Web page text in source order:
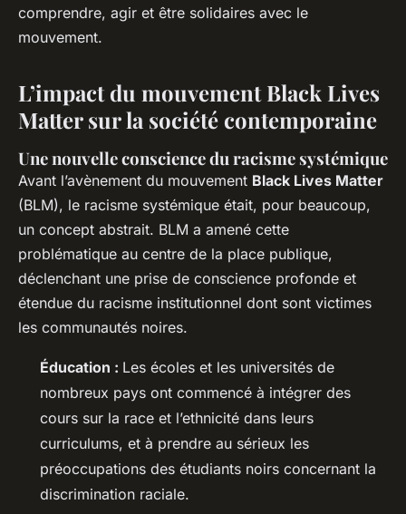
comprendre, agir et être solidaires avec le
mouvement.
L’impact du mouvement Black Lives
Matter sur la société contemporaine
Une nouvelle conscience du racisme systémique
Avant l’avènement du mouvement Black Lives Matter
(BLM), le racisme systémique était, pour beaucoup,
un concept abstrait. BLM a amené cette
problématique au centre de la place publique,
déclenchant une prise de conscience profonde et
étendue du racisme institutionnel dont sont victimes
les communautés noires.
Éducation : Les écoles et les universités de
nombreux pays ont commencé à intégrer des
cours sur la race et l’ethnicité dans leurs
curriculums, et à prendre au sérieux les
préoccupations des étudiants noirs concernant la
discrimination raciale.